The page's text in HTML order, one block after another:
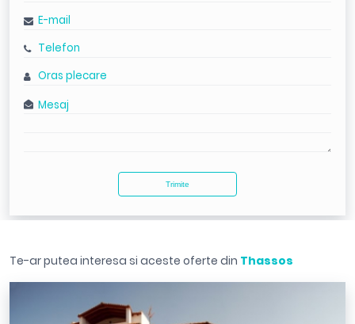
Te-ar putea interesa si aceste oferte din Thassos